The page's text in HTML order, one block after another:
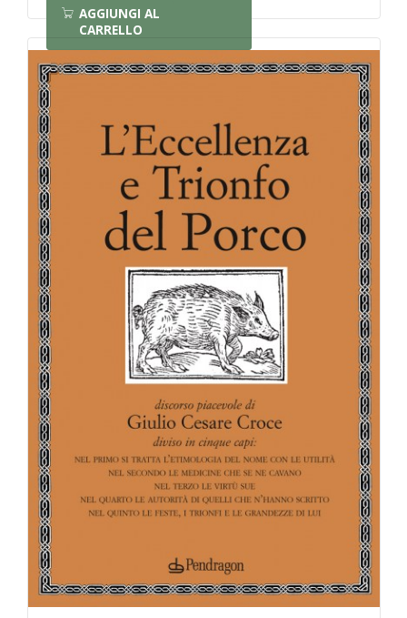
AGGIUNGI AL
CARRELLO